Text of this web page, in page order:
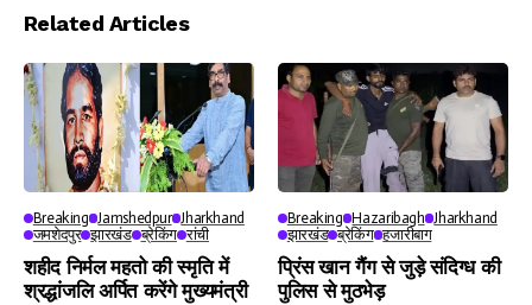
Player
Related Articles
Breaking Jamshedpur Jharkhand
जमशेदपुर झारखंड ब्रेकिंग रांची
शहीद निर्मल महतो की स्मृति में
श्रद्धांजलि अर्पित करेंगे मुख्यमंत्री
Breaking Hazaribagh Jharkhand
झारखंड ब्रेकिंग हजारीबाग
प्रिंस खान गैंग से जुड़े संदिग्ध की
पुलिस से मुठभेड़